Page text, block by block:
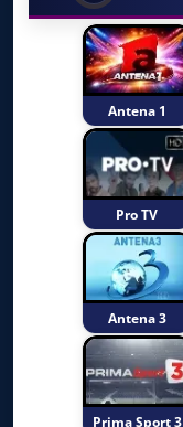
Antena 1
Pro TV
Antena 3
Prima Sport 3